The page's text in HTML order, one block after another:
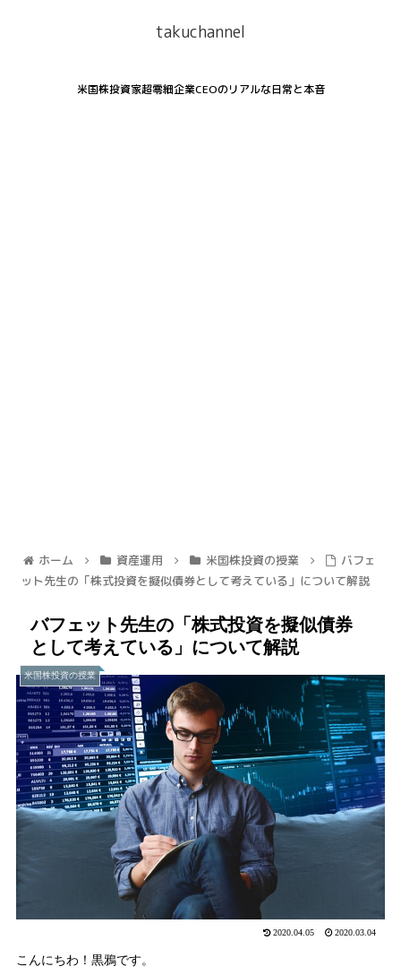
takuchannel
米国株投資家超零細企業CEOのリアルな日常と本音
ホーム 資産運用 米国株投資の授業
バフェ
ット先生の「株式投資を擬似債券として考えている」について解説
バフェット先生の「株式投資を擬似債券
として考えている」について解説
米国株投資の授業
2020.04.05 2020.03.04
こんにちわ！黒鴉です。